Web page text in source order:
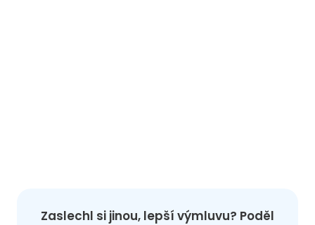
Zaslechl si jinou, lepší výmluvu? Poděl